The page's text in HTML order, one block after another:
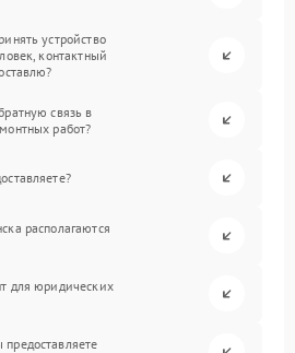
устройство
контактный
связь в
работ?
располагаются
для юридических